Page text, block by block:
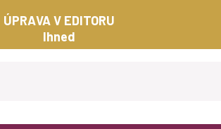
ÚPRAVA V EDITORU
Ihned